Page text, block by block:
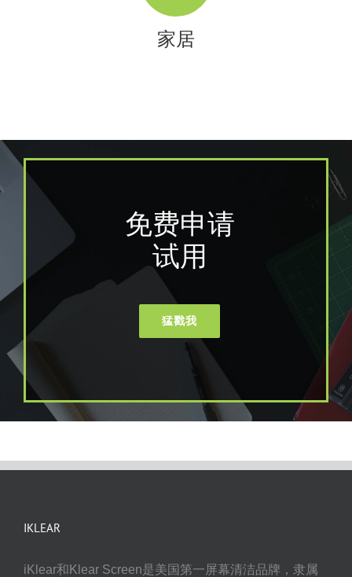
家居
免费申请
试用
猛戳我
IKLEAR
iKlear和Klear Screen是美国第一屏幕清洁品牌，隶属